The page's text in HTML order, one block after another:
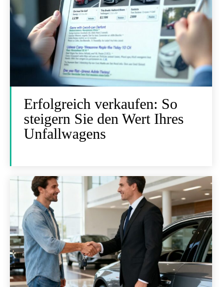
Erfolgreich verkaufen: So
steigern Sie den Wert Ihres
Unfallwagens